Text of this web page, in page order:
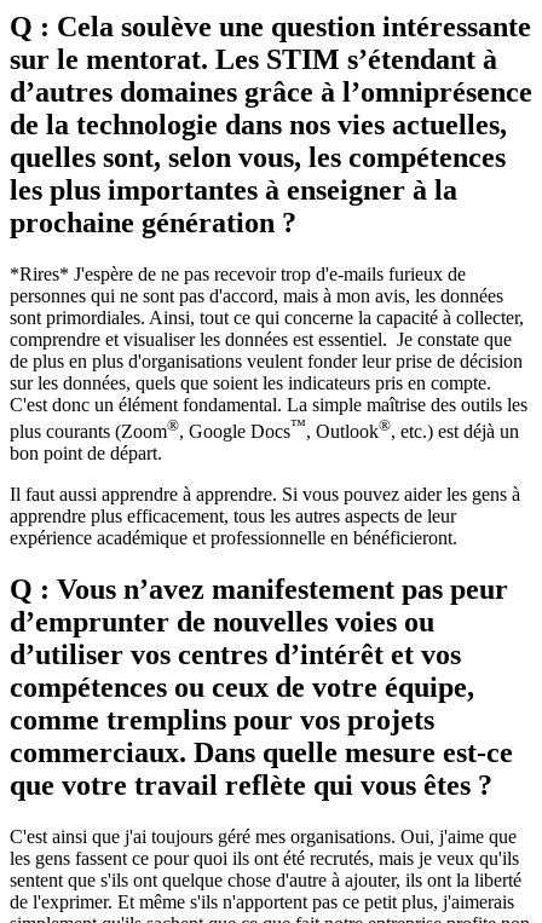
Q : Cela soulève une question intéressante
sur le mentorat. Les STIM s’étendant à
d’autres domaines grâce à l’omniprésence
de la technologie dans nos vies actuelles,
quelles sont, selon vous, les compétences
les plus importantes à enseigner à la
prochaine génération ?
*Rires* J'espère de ne pas recevoir trop d'e-mails furieux de
personnes qui ne sont pas d'accord, mais à mon avis, les données
sont primordiales. Ainsi, tout ce qui concerne la capacité à collecter,
comprendre et visualiser les données est essentiel. Je constate que
de plus en plus d'organisations veulent fonder leur prise de décision
sur les données, quels que soient les indicateurs pris en compte.
C'est donc un élément fondamental. La simple maîtrise des outils les
plus courants (Zoom®, Google Docs™, Outlook®, etc.) est déjà un
bon point de départ.
Il faut aussi apprendre à apprendre. Si vous pouvez aider les gens à
apprendre plus efficacement, tous les autres aspects de leur
expérience académique et professionnelle en bénéficieront.
Q : Vous n’avez manifestement pas peur
d’emprunter de nouvelles voies ou
d’utiliser vos centres d’intérêt et vos
compétences ou ceux de votre équipe,
comme tremplins pour vos projets
commerciaux. Dans quelle mesure est-ce
que votre travail reflète qui vous êtes ?
C'est ainsi que j'ai toujours géré mes organisations. Oui, j'aime que
les gens fassent ce pour quoi ils ont été recrutés, mais je veux qu'ils
sentent que s'ils ont quelque chose d'autre à ajouter, ils ont la liberté
de l'exprimer. Et même s'ils n'apportent pas ce petit plus, j'aimerais